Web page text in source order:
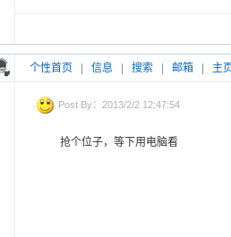
个性首页 信息 搜索 邮箱 主
Post By：2013/2/2 12:47:54
抢个位子，等下用电脑看